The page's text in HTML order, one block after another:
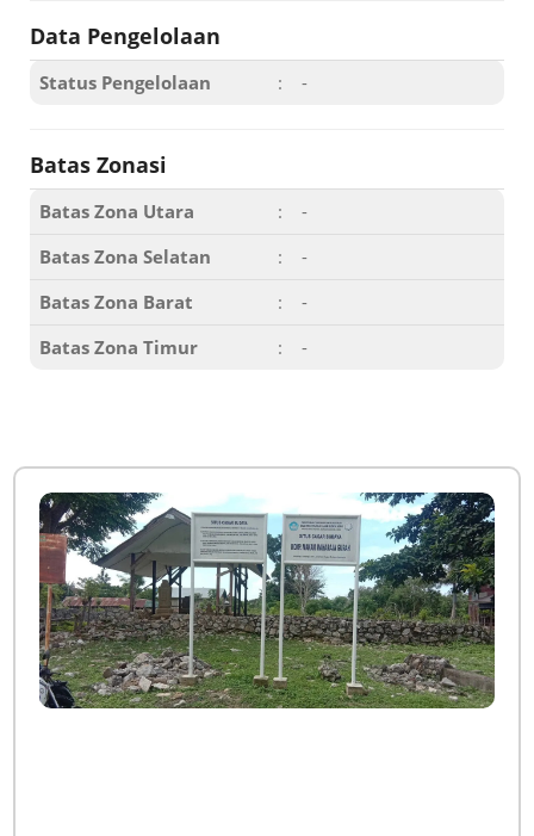
Data Pengelolaan
Status Pengelolaan : -
Batas Zonasi
Batas Zona Utara :
-
Batas Zona Selatan
:
-
Batas Zona Barat
:
-
Batas Zona Timur
: -